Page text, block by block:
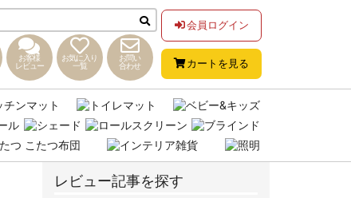
お客様
レビュー
お気に入り
一覧
お問い
合わせ
会員ログイン
カートを見る
レビュー記事を探す